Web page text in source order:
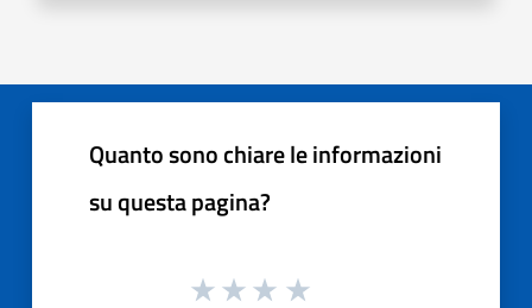
Quanto sono chiare le informazioni
su questa pagina?